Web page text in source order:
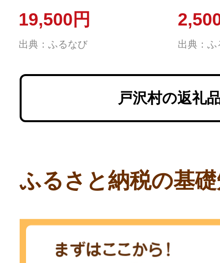
お肉 焼き肉定期便 2回
（山形牛・戸澤豚） 牛肉
豚肉 FAE-0017
19,500円
出典：ふるなび
熟成
2026
発送
ニン
F7W-
出典：ふ
戸沢村の返礼
ふるさと納税の基